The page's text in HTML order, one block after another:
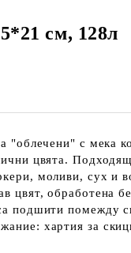
см, 128л
с мека
цвята.
моливи, сух и
цвят, обработена
подшити помежду
хартия за